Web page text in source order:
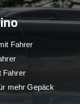
Fahrer
Fahrer
mehr Gepäck